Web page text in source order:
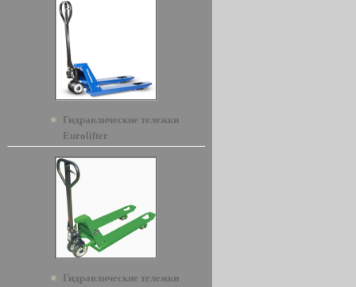
Гидравлические тележки
Eurolifter
Гидравлические тележки